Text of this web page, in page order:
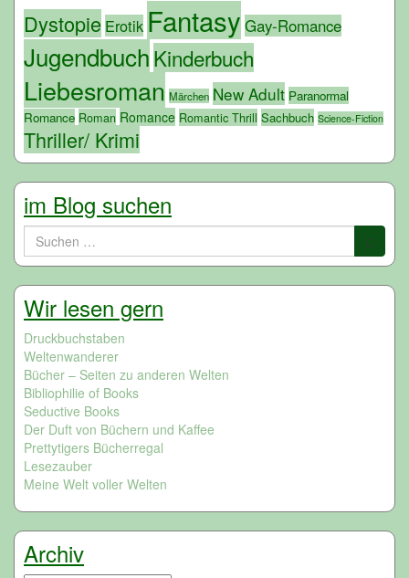
Dystopie Erotik Fantasy Gay-Romance
JugendbuchKinderbuch
Liebesroman Märchen New Adult Paranormal
Romance Roman Romance Romantic Thrill Sachbuch Science-Fiction
Thriller/ Krimi
im Blog suchen
Suchen
nach:
Wir lesen gern
Druckbuchstaben
Weltenwanderer
Bücher – Seiten zu anderen Welten
Bibliophilie of Books
Seductive Books
Der Duft von Büchern und Kaffee
Prettytigers Bücherregal
Lesezauber
Meine Welt voller Welten
Archiv